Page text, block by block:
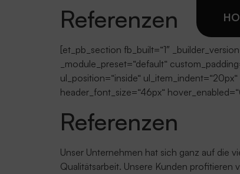
Referenzen
[et_pb_section fb_built=“1″
_module_preset=“default“
ul_position=“inside“
header_font_size=“46px“
Referenzen
Unser Unternehmen hat sich ganz auf die
Qualitätsarbeit. Unsere Kunden profitieren